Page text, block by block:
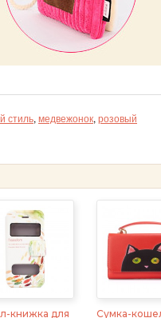
стиль, медвежонок, розовый
книжка для
Сумка-